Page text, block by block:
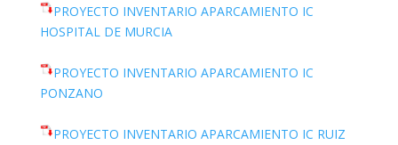
PROYECTO INVENTARIO APARCAMIENTO IC
HOSPITAL DE MURCIA
PROYECTO INVENTARIO APARCAMIENTO IC
PONZANO
PROYECTO INVENTARIO APARCAMIENTO IC RUIZ